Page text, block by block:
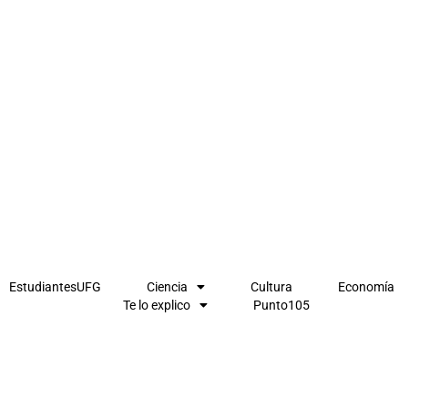
EstudiantesUFG Ciencia Cultura Economía
Te lo explico
Punto105